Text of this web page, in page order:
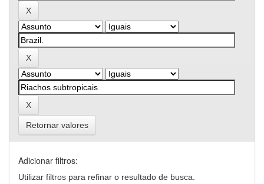
Retornar valores
Adicionar filtros:
Utilizar filtros para refinar o resultado de busca.